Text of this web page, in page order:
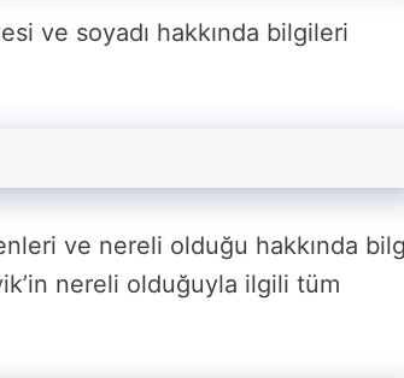
ve soyadı hakkında bilgileri
ve nereli olduğu hakkında
nereli olduğuyla ilgili tüm